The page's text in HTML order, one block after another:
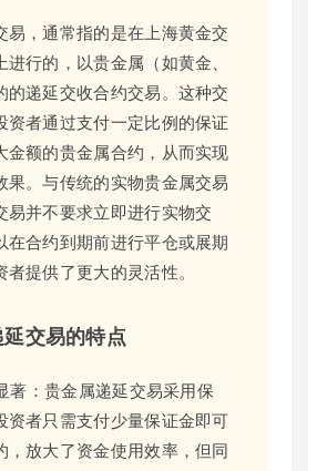
易，通常指的是在上海黄金交
行的，以贵金属（如黄金、
的递延交收合约交易。这种交
资者通过支付一定比例的保证
金额的贵金属合约，从而实现
果。与传统的实物贵金属交易
易并不要求立即进行实物交
在合约到期前进行平仓或展期
提供了更大的灵活性。
交易的特点
著：贵金属递延交易采用保
资者只需支付少量保证金即可
，放大了资金使用效率，但同